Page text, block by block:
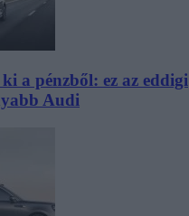
a pénzből: ez az eddigi
Audi